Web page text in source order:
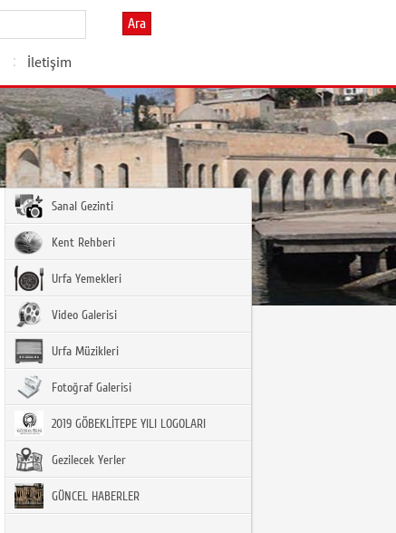
Ara
İletişim
Sanal Gezinti
Kent Rehberi
Urfa Yemekleri
Video Galerisi
Urfa Müzikleri
Fotoğraf Galerisi
2019 GÖBEKLİTEPE YILI LOGOLARI
Gezilecek Yerler
GÜNCEL HABERLER